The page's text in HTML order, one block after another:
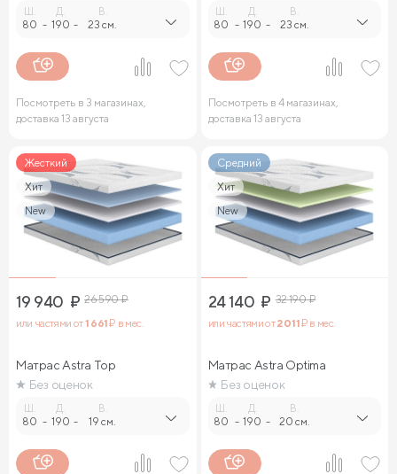
80 -
Д.
190 -
В.
23 см.
Посмотреть в 3 магазинах,
доставка 13 августа
80 -
Д.
190 -
В.
23 см.
Посмотреть в 4 магазинах,
доставка 13 августа
Жесткий
Хит
New
19 940 ₽ 26 590₽
или частями от1 661₽ в мес.
Матрас Astra Top
Без оценок
Ш.
80 -
Д.
190 -
В.
19 см.
Средний
Хит
New
24 140 ₽ 32 190₽
или частями от2 011₽ в мес.
Матрас Astra Optima
Без оценок
Ш.
80 -
Д.
190 -
В.
20 см.